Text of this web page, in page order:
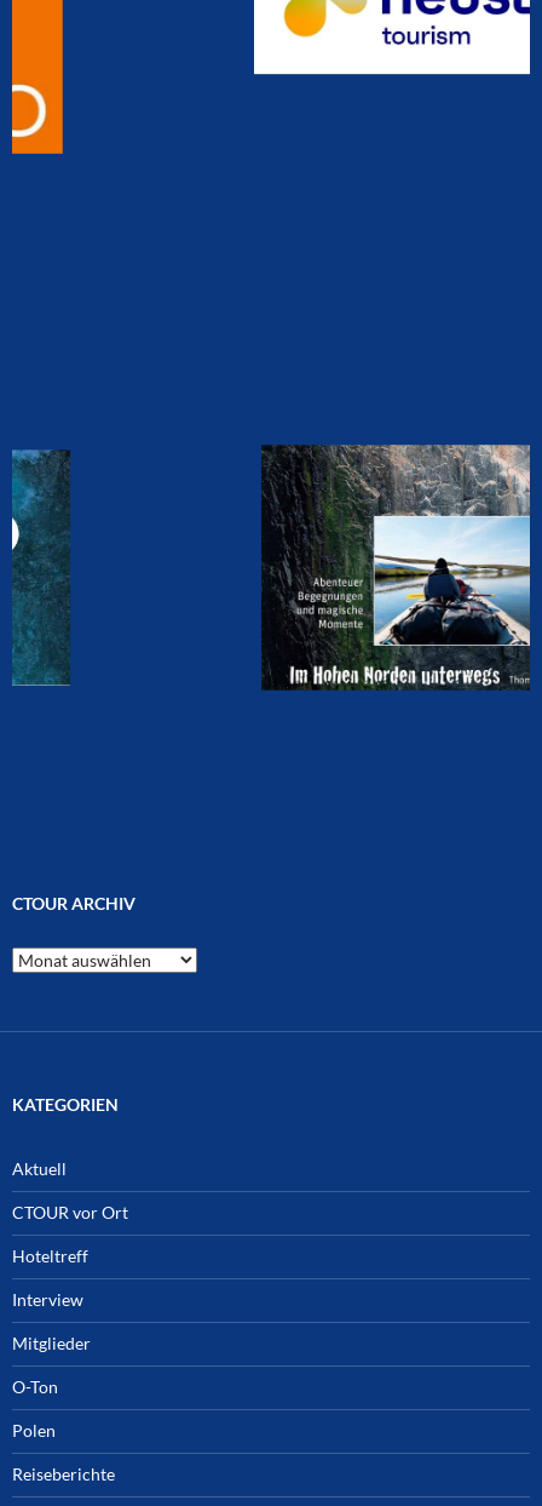
CTOUR ARCHIV
CTOUR
Archiv
KATEGORIEN
Aktuell
CTOUR vor Ort
Hoteltreff
Interview
Mitglieder
O-Ton
Polen
Reiseberichte